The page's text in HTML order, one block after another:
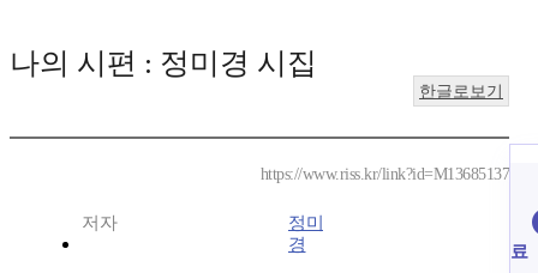
나의 시편 : 정미경 시집
한글로보기
https://www.riss.kr/link?id=M13685137
저자
정미
경
료